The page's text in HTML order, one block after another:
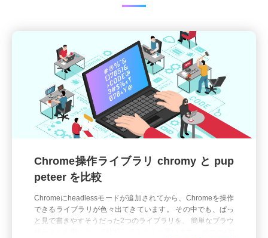
Chrome操作ライブラリ chromy と pup
peteer を比較
Chromeにheadlessモードが追加されてから、Chromeを操作
できるライブラリが色々出てきています。 その中でも、ぱっ
と見で書きやすそうだった2つのライブラリを、 簡単なブラウ